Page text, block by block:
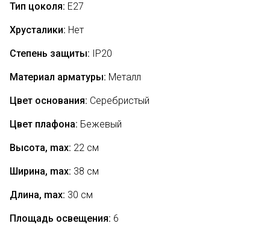
Тип цоколя: Е27
Хрусталики: Нет
Степень защиты: IP20
Материал арматуры: Металл
Цвет основания: Серебристый
Цвет плафона: Бежевый
Высота, max: 22 см
Ширина, max: 38 см
Длина, max: 30 см
Площадь освещения: 6